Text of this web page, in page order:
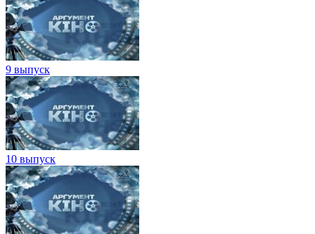
9 выпуск
10 выпуск